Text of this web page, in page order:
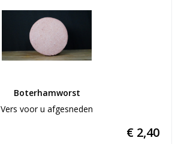
Boterhamworst
Vers voor u afgesneden
€ 2,40